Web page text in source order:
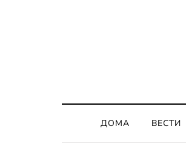
ДОМА ВЕСТИ